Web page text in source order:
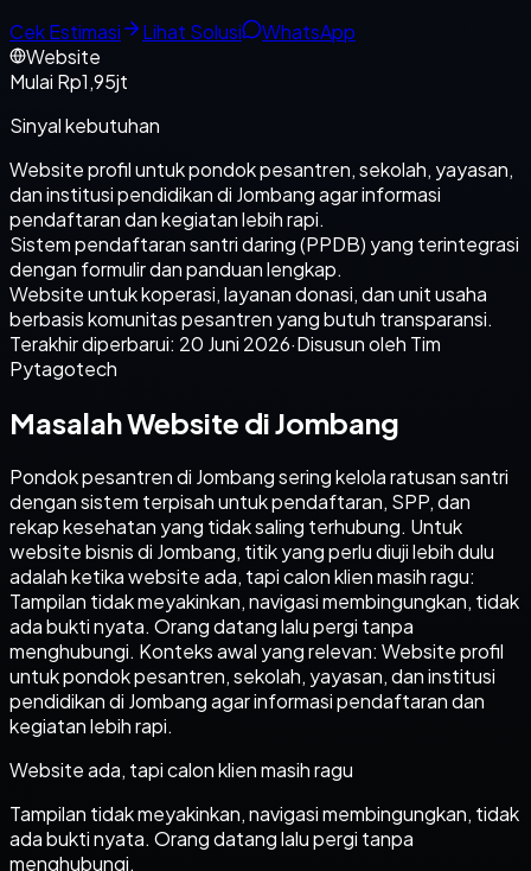
Cek Estimasi
Lihat Solusi
WhatsApp
Website
Mulai Rp1,95jt
Sinyal kebutuhan
Website profil untuk pondok pesantren, sekolah, yayasan,
dan institusi pendidikan di Jombang agar informasi
pendaftaran dan kegiatan lebih rapi.
Sistem pendaftaran santri daring (PPDB) yang terintegrasi
dengan formulir dan panduan lengkap.
Website untuk koperasi, layanan donasi, dan unit usaha
berbasis komunitas pesantren yang butuh transparansi.
Terakhir diperbarui: 20 Juni 2026·Disusun oleh Tim
Pytagotech
Masalah Website di Jombang
Pondok pesantren di Jombang sering kelola ratusan santri
dengan sistem terpisah untuk pendaftaran, SPP, dan
rekap kesehatan yang tidak saling terhubung. Untuk
website bisnis di Jombang, titik yang perlu diuji lebih dulu
adalah ketika website ada, tapi calon klien masih ragu:
Tampilan tidak meyakinkan, navigasi membingungkan, tidak
ada bukti nyata. Orang datang lalu pergi tanpa
menghubungi. Konteks awal yang relevan: Website profil
untuk pondok pesantren, sekolah, yayasan, dan institusi
pendidikan di Jombang agar informasi pendaftaran dan
kegiatan lebih rapi.
Website ada, tapi calon klien masih ragu
Tampilan tidak meyakinkan, navigasi membingungkan, tidak
ada bukti nyata. Orang datang lalu pergi tanpa
menghubungi.